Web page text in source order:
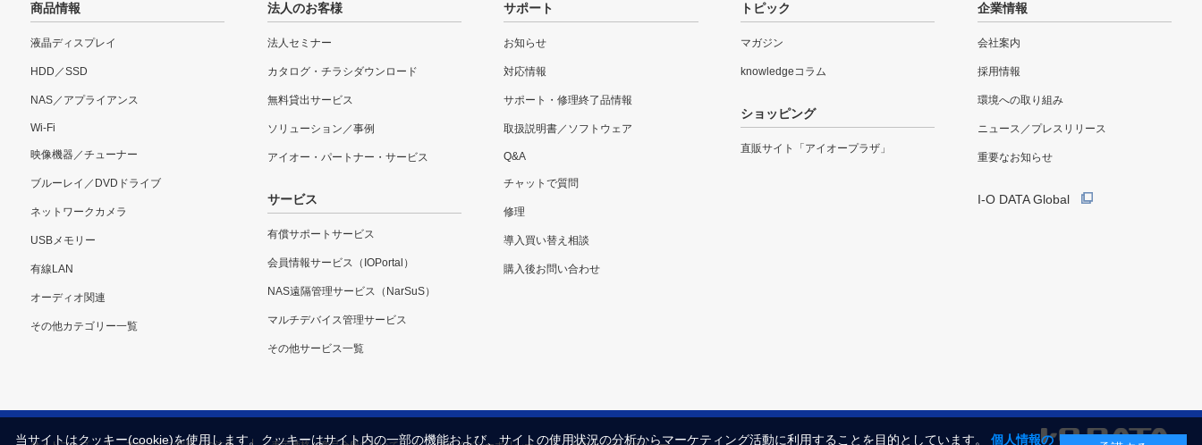
商品情報
液晶ディスプレイ
HDD／SSD
NAS／アプライアンス
Wi-Fi
映像機器／チューナー
ブルーレイ／DVDドライブ
ネットワークカメラ
USBメモリー
有線LAN
オーディオ関連
その他カテゴリー一覧
法人のお客様
法人セミナー
カタログ・チラシダウンロード
無料貸出サービス
ソリューション／事例
アイオー・パートナー・サービス
サービス
有償サポートサービス
会員情報サービス（IOPortal）
NAS遠隔管理サービス（NarSuS）
マルチデバイス管理サービス
その他サービス一覧
サポート
お知らせ
対応情報
サポート・修理終了品情報
取扱説明書／ソフトウェア
Q&A
チャットで質問
修理
導入買い替え相談
購入後お問い合わせ
トピック
マガジン
knowledgeコラム
ショッピング
直販サイト「アイオープラザ」
企業情報
会社案内
採用情報
環境への取り組み
ニュース／プレスリリース
重要なお知らせ
I-O DATA Global
当サイトはクッキー(cookie)を使用します。クッキーはサイト内の一部の機能および、サイトの使用状況の分析からマーケティング活動に利用することを目的としています。 個人情報の